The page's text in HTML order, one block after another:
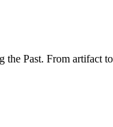
the Past. From artifact